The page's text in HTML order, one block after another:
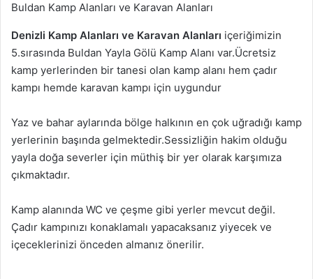
Buldan Kamp Alanları ve Karavan Alanları
Denizli Kamp Alanları ve Karavan Alanları içeriğimizin
5.sırasında Buldan Yayla Gölü Kamp Alanı var.Ücretsiz
kamp yerlerinden bir tanesi olan kamp alanı hem çadır
kampı hemde karavan kampı için uygundur
Yaz ve bahar aylarında bölge halkının en çok uğradığı kamp
yerlerinin başında gelmektedir.Sessizliğin hakim olduğu
yayla doğa severler için müthiş bir yer olarak karşımıza
çıkmaktadır.
Kamp alanında WC ve çeşme gibi yerler mevcut değil.
Çadır kampınızı konaklamalı yapacaksanız yiyecek ve
içeceklerinizi önceden almanız önerilir.